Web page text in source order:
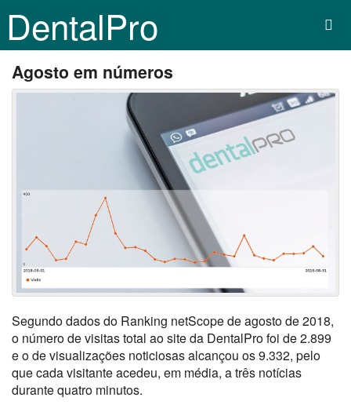
DentalPro
Agosto em números
Segundo dados do Ranking netScope de agosto de 2018,
o número de visitas total ao site da DentalPro foi de 2.899
e o de visualizações noticiosas alcançou os 9.332, pelo
que cada visitante acedeu, em média, a três notícias
durante quatro minutos.